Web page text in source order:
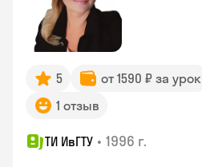
5 от 1590 ₽ за урок
1 отзыв
ТИ ИвГТУ • 1996 г.